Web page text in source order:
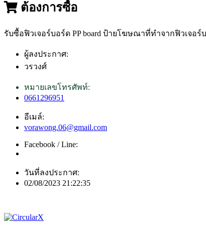
ต้องการซื้อ
รับซื้อฟิวเจอร์บอร์ด PP board ป้ายโฆษณาที่ทำจากฟิวเจอร์
ผู้ลงประกาศ:
วรวงศ์
หมายเลขโทรศัพท์:
0661296951
อีเมล์:
vorawong.06@gmail.com
Facebook / Line:
วันที่ลงประกาศ:
02/08/2023 21:22:35